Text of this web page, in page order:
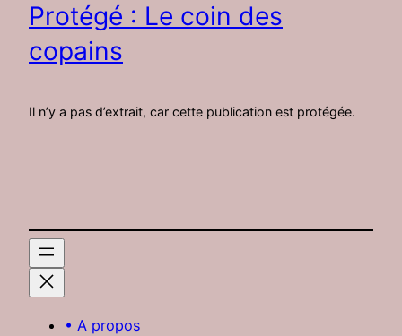
Protégé : Le coin des
copains
Il n’y a pas d’extrait, car cette publication est protégée.
• A propos